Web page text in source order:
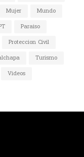
Mujer
Mundo
Paraiso
Proteccion Civil
Turismo
Videos